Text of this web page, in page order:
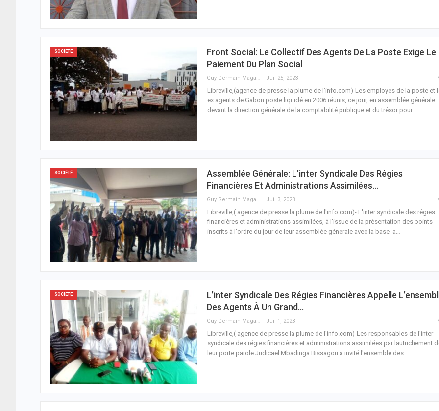
SOCIÉTÉ
Front Social: Le Collectif Des Agents De La Poste Exige Le
Paiement Du Plan Social
Guy Germain Maganga Nziengui Juil 25, 2023
Libreville,(agence de presse la plume de l’info.com)-Les employés de la poste et
ex agents de Gabon poste liquidé en 2006 réunis, ce jour, en assemblée générale
devant la direction générale de la comptabilité publique et du trésor pour…
SOCIÉTÉ
Assemblée Générale: L’inter Syndicale Des Régies
Financières Et Administrations Assimilées…
Guy Germain Maganga Nziengui Juil 3, 2023
Libreville,( agence de presse la plume de l'info.com)- L'inter syndicale des régies
financières et administrations assimilées, à l'issue de la présentation des points
inscrits à l'ordre du jour de leur assemblée générale avec la base, a…
SOCIÉTÉ
L’inter Syndicale Des Régies Financières Appelle
Des Agents À Un Grand…
Guy Germain Maganga Nziengui Juil 1, 2023
Libreville,( agence de presse la plume de l'info.com)-Les responsables de l'inter
syndicale des régies financières et administrations assimilées par lautrichement
leur porte parole Judicaël Mbadinga Bissagou à invité l'ensemble des…